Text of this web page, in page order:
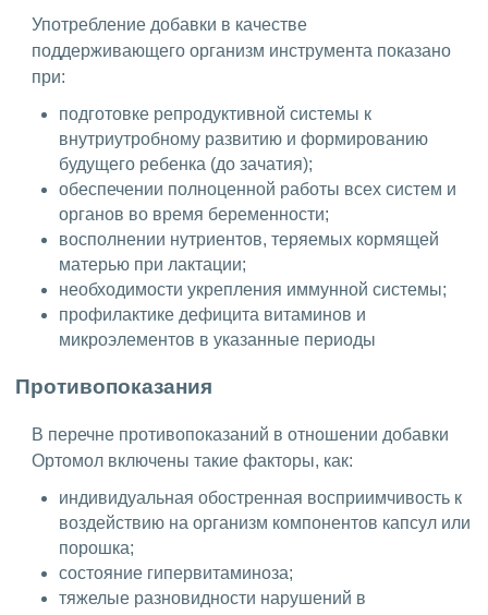
Употребление добавки в качестве
поддерживающего организм инструмента показано
при:
подготовке репродуктивной системы к
внутриутробному развитию и формированию
будущего ребенка (до зачатия);
обеспечении полноценной работы всех систем и
органов во время беременности;
восполнении нутриентов, теряемых кормящей
матерью при лактации;
необходимости укрепления иммунной системы;
профилактике дефицита витаминов и
микроэлементов в указанные периоды
Противопоказания
В перечне противопоказаний в отношении добавки
Ортомол включены такие факторы, как:
индивидуальная обостренная восприимчивость к
воздействию на организм компонентов капсул или
порошка;
состояние гипервитаминоза;
тяжелые разновидности нарушений в